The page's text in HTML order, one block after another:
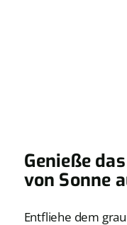
Genieße
von Sonne
Entfliehe dem